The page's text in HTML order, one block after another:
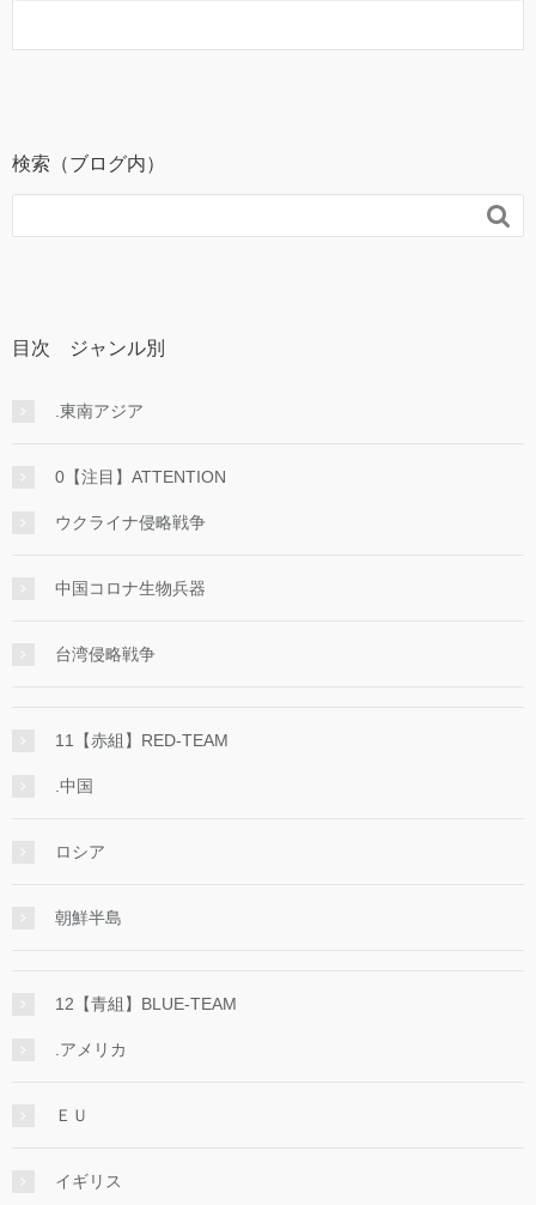
検索（ブログ内）

目次 ジャンル別
.東南アジア
0【注目】ATTENTION
ウクライナ侵略戦争
中国コロナ生物兵器
台湾侵略戦争
11【赤組】RED-TEAM
.中国
ロシア
朝鮮半島
12【青組】BLUE-TEAM
.アメリカ
ＥＵ
イギリス